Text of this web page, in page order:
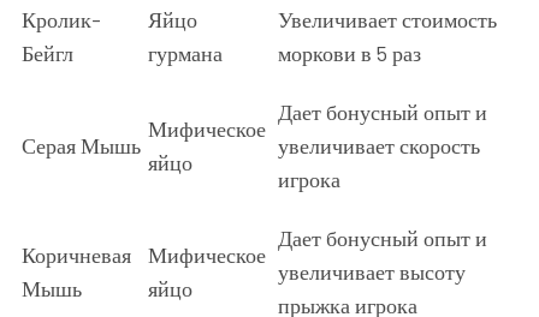
Кролик-
Бейгл
Яйцо
гурмана
Увеличивает стоимость
моркови в 5 раз
Серая Мышь
Мифическое
яйцо
Дает бонусный опыт и
увеличивает скорость
игрока
Коричневая
Мышь
Мифическое
яйцо
Дает бонусный опыт и
увеличивает высоту
прыжка игрока